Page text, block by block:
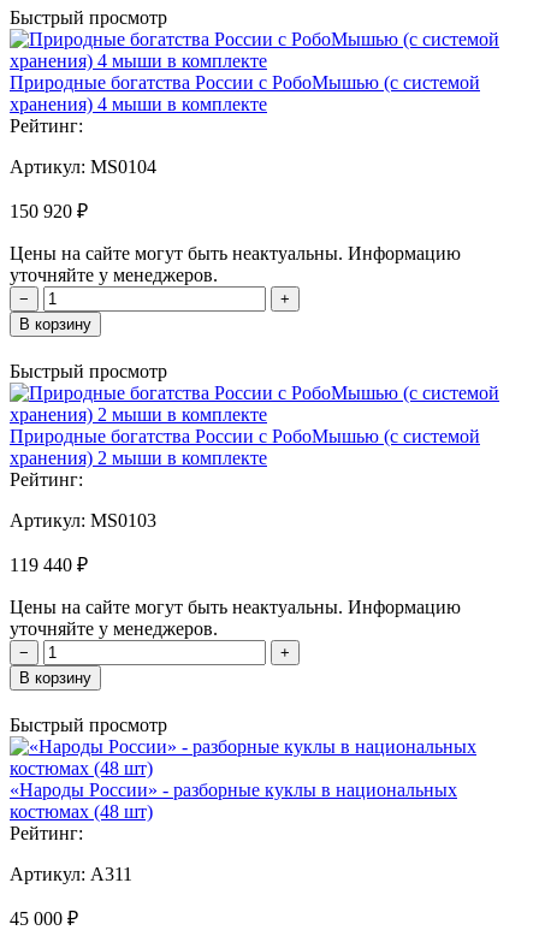
Быстрый просмотр
Природные богатства России с РобоМышью (с системой
хранения) 4 мыши в комплекте
Рейтинг:
Артикул: MS0104
150 920 ₽
Цены на сайте могут быть неактуальны. Информацию
уточняйте у менеджеров.
−
+
В корзину
Быстрый просмотр
Природные богатства России с РобоМышью (с системой
хранения) 2 мыши в комплекте
Рейтинг:
Артикул: MS0103
119 440 ₽
Цены на сайте могут быть неактуальны. Информацию
уточняйте у менеджеров.
−
+
В корзину
Быстрый просмотр
«Народы России» - разборные куклы в национальных
костюмах (48 шт)
Рейтинг:
Артикул: А311
45 000 ₽